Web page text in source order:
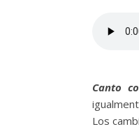
Canto
Los